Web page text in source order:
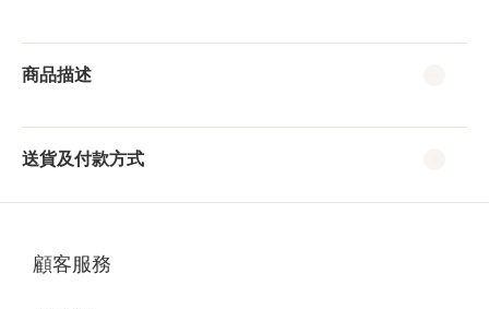
商品描述
送貨及付款方式
顧客服務